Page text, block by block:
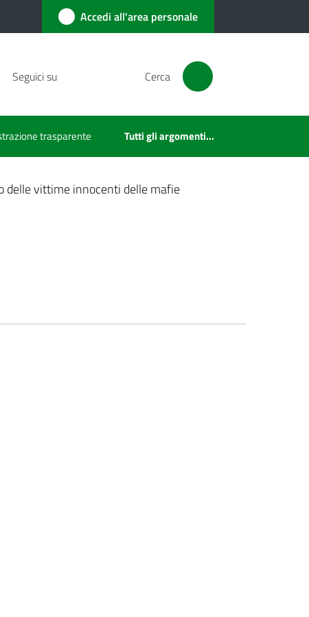
Accedi all'area personale
Seguici su Cerca
trasparente Tutti gli argomenti...
delle vittime innocenti delle mafie